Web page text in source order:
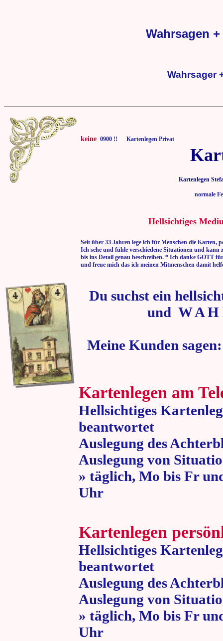
Wahrsagen
Wahrsager
keine 0900 !! Kartenlegen Privat
Kartenlegen
normale
Hellsichtiges
Seit über 33 Jahren lege ich für Menschen die Karten,
Ich sehe und fühle verschiedene Situationen und kann
bis ins Detail genau beschreiben. * Ich danke GOTT
und freue mich das ich meinen Mitmenschen damit
Du suchst ein
und W A H
Meine Kunden
Kartenlegen am
Hellsichtiges
beantwortet
Auslegung des
Auslegung von
» täglich, Mo bis Fr
Uhr » 80
Kartenlegen
Hellsichtiges
beantwortet
Auslegung des
Auslegung von
» täglich, Mo bis Fr
Uhr » 80